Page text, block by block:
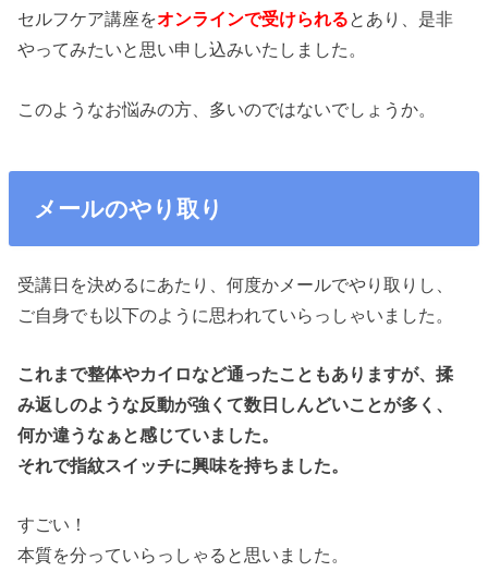
セルフケア講座をオンラインで受けられるとあり、是非
やってみたいと思い申し込みいたしました。
このようなお悩みの方、多いのではないでしょうか。
メールのやり取り
受講日を決めるにあたり、何度かメールでやり取りし、
ご自身でも以下のように思われていらっしゃいました。
これまで整体やカイロなど通ったこともありますが、揉
み返しのような反動が強くて数日しんどいことが多く、
何か違うなぁと感じていました。
それで指紋スイッチに興味を持ちました。
すごい！
本質を分っていらっしゃると思いました。